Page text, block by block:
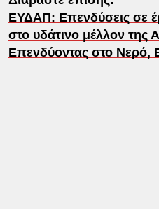
ΕΥΔΑΠ: Επενδύσεις σε
στο υδάτινο μέλλον της
Επενδύοντας στο Νερό,